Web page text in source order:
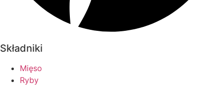
Składniki
Mięso
Ryby